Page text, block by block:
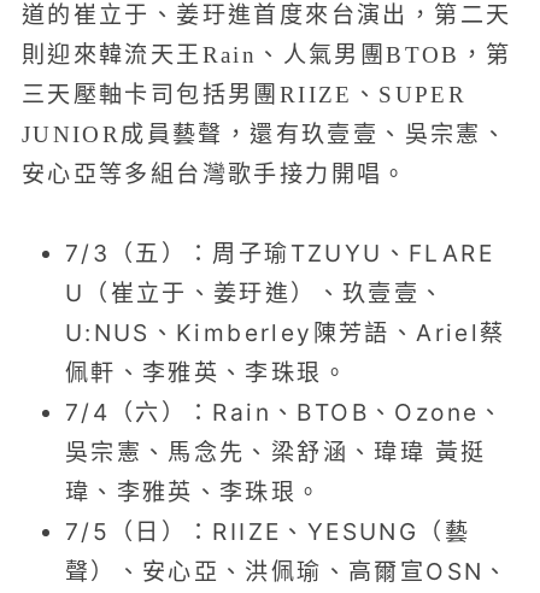
道的崔立于、姜玗進首度來台演出，第二天
則迎來韓流天王Rain、人氣男團BTOB，第
三天壓軸卡司包括男團RIIZE、SUPER
JUNIOR成員藝聲，還有玖壹壹、吳宗憲、
安心亞等多組台灣歌手接力開唱。
7/3（五）：周子瑜TZUYU、FLARE
U（崔立于、姜玗進）、玖壹壹、
U:NUS、Kimberley陳芳語、Ariel蔡
佩軒、李雅英、李珠珢。
7/4（六）：Rain、BTOB、Ozone、
吳宗憲、馬念先、梁舒涵、瑋瑋 黃挺
瑋、李雅英、李珠珢。
7/5（日）：RIIZE、YESUNG（藝
聲）、安心亞、洪佩瑜、高爾宣OSN、